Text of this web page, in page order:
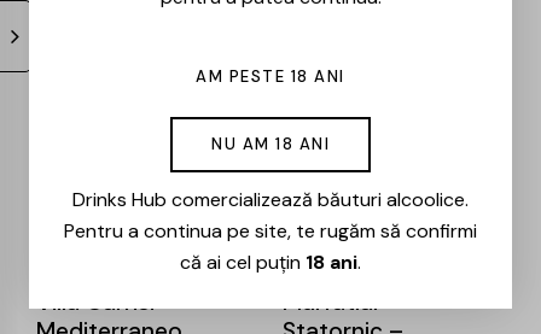
Villa Carrisi –
-26%
Murfatlar –
AM PESTE 18 ANI
NU AM 18 ANI
Drinks Hub comercializează băuturi alcoolice.
Pentru a continua pe site, te rugăm să confirmi
că ai cel puțin 18 ani.